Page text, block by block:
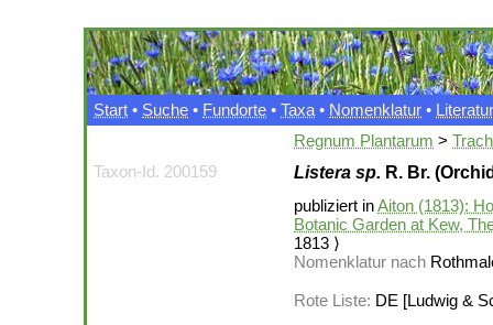
Start • Suche • Fundorte • Taxa • Nomenklatur • Literatur
Regnum Plantarum >
Taxon-Id. 200159
Listera sp. R. Br.
publiziert inAiton (1813):
Botanic Garden at Kew,
1813 ⟩
Nomenklatur nach
Rote Liste: DE [Ludwig &